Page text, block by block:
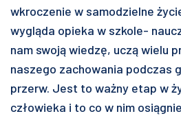
wkroczenie w samodzielne
wygląda opieka w szkole-
nam swoją wiedzę, uczą wielu
naszego zachowania podczas
przerw. Jest to ważny etap w
człowieka i to co w nim